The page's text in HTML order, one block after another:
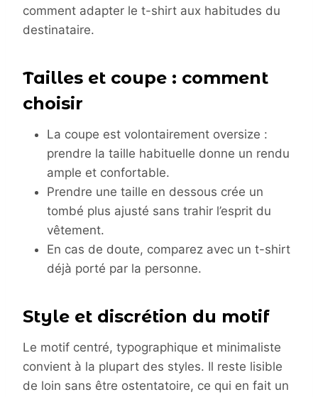
comment adapter le t-shirt aux habitudes du
destinataire.
Tailles et coupe : comment
choisir
La coupe est volontairement oversize :
prendre la taille habituelle donne un rendu
ample et confortable.
Prendre une taille en dessous crée un
tombé plus ajusté sans trahir l’esprit du
vêtement.
En cas de doute, comparez avec un t-shirt
déjà porté par la personne.
Style et discrétion du motif
Le motif centré, typographique et minimaliste
convient à la plupart des styles. Il reste lisible
de loin sans être ostentatoire, ce qui en fait un